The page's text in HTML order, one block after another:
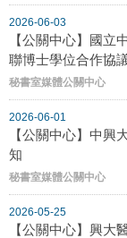
2026-06-03
【公關中心】國立
聯博士學位合作協
秘書室媒體公關中心
2026-06-01
【公關中心】中興
知
秘書室媒體公關中心
2026-05-25
【公關中心】興大